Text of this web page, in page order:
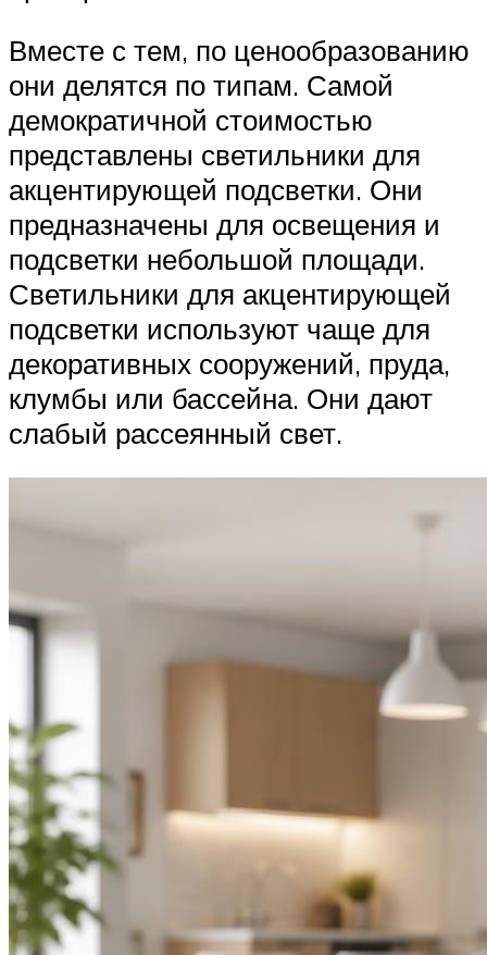
Вместе с тем, по ценообразованию
они делятся по типам. Самой
демократичной стоимостью
представлены светильники для
акцентирующей подсветки. Они
предназначены для освещения и
подсветки небольшой площади.
Светильники для акцентирующей
подсветки используют чаще для
декоративных сооружений, пруда,
клумбы или бассейна. Они дают
слабый рассеянный свет.